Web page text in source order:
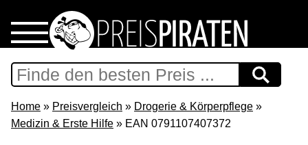
Home
Download
Home » Preisvergleich » Drogerie & Körperpflege »
Medizin & Erste Hilfe » EAN 0791107407372